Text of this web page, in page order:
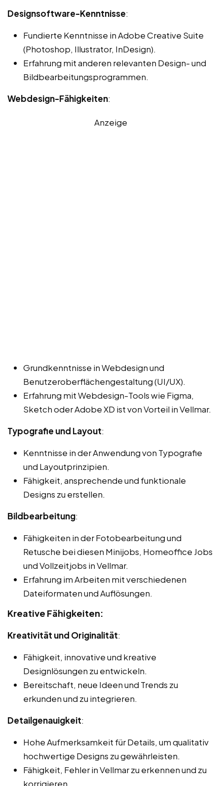
Designsoftware-Kenntnisse:
Fundierte Kenntnisse in Adobe Creative Suite
(Photoshop, Illustrator, InDesign).
Erfahrung mit anderen relevanten Design- und
Bildbearbeitungsprogrammen.
Webdesign-Fähigkeiten:
Anzeige
Grundkenntnisse in Webdesign und
Benutzeroberflächengestaltung (UI/UX).
Erfahrung mit Webdesign-Tools wie Figma,
Sketch oder Adobe XD ist von Vorteil in Vellmar.
Typografie und Layout:
Kenntnisse in der Anwendung von Typografie
und Layoutprinzipien.
Fähigkeit, ansprechende und funktionale
Designs zu erstellen.
Bildbearbeitung:
Fähigkeiten in der Fotobearbeitung und
Retusche bei diesen Minijobs, Homeoffice Jobs
und Vollzeitjobs in Vellmar.
Erfahrung im Arbeiten mit verschiedenen
Dateiformaten und Auflösungen.
Kreative Fähigkeiten:
Kreativität und Originalität:
Fähigkeit, innovative und kreative
Designlösungen zu entwickeln.
Bereitschaft, neue Ideen und Trends zu
erkunden und zu integrieren.
Detailgenauigkeit:
Hohe Aufmerksamkeit für Details, um qualitativ
hochwertige Designs zu gewährleisten.
Fähigkeit, Fehler in Vellmar zu erkennen und zu
korrigieren.